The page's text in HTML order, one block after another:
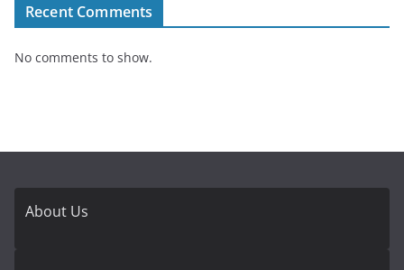
Recent Comments
No comments to show.
About Us